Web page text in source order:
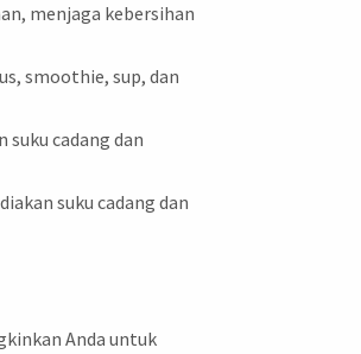
menjaga kebersihan
smoothie, sup, dan
cadang dan
suku cadang dan
Anda untuk